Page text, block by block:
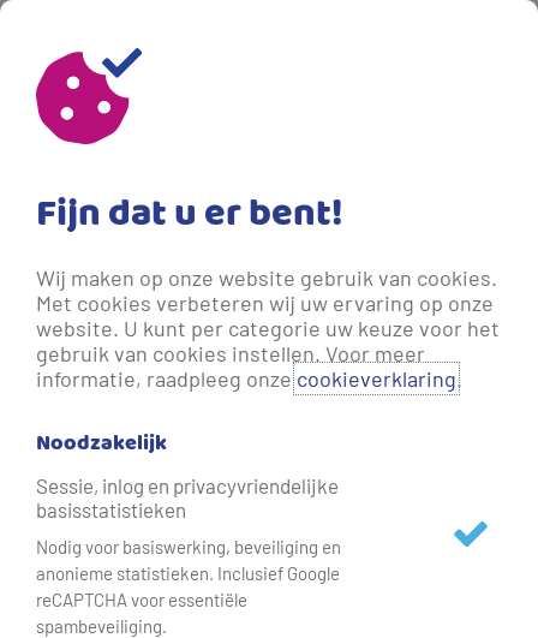
Keuzehulp verhuizen
Wat wilt u regelen?
Fijn dat u er bent!
Wij maken op onze website gebruik van cookies.
Met cookies verbeteren wij uw ervaring op onze
website. U kunt per categorie uw keuze voor het
gebruik van cookies instellen. Voor meer
informatie, raadpleeg onzecookieverklaring.
Noodzakelijk
Sessie, inlog en privacyvriendelijke
basisstatistieken
Nodig voor basiswerking, beveiliging en
anonieme statistieken. Inclusief Google
reCAPTCHA voor essentiële
spambeveiliging.